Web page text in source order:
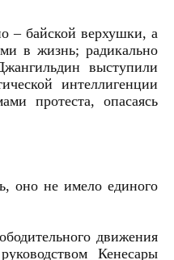
– байской верхушки, а
в жизнь; радикально
выступили
интеллигенции
протеста, опасаясь
оно не имело единого
движения
Кенесары